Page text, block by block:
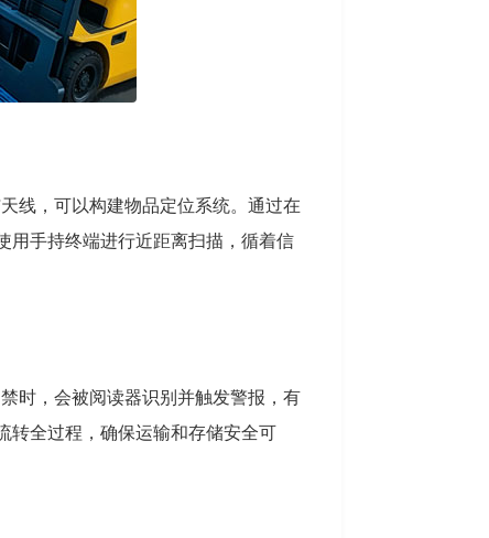
线，可以构建物品定位系统。通过在
用手持终端进行近距离扫描，循着信
时，会被阅读器识别并触发警报，有
转全过程，确保运输和存储安全可